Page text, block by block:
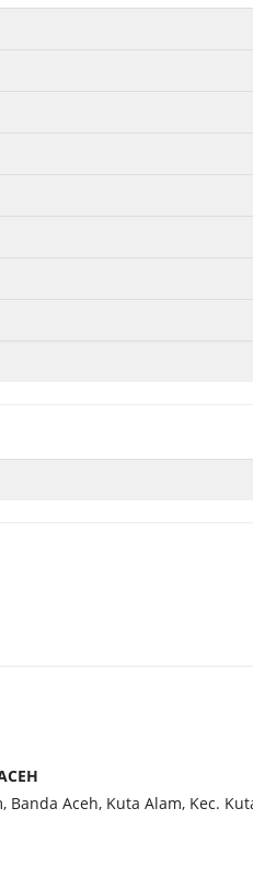
Banda Aceh, Kuta Alam, Kec.